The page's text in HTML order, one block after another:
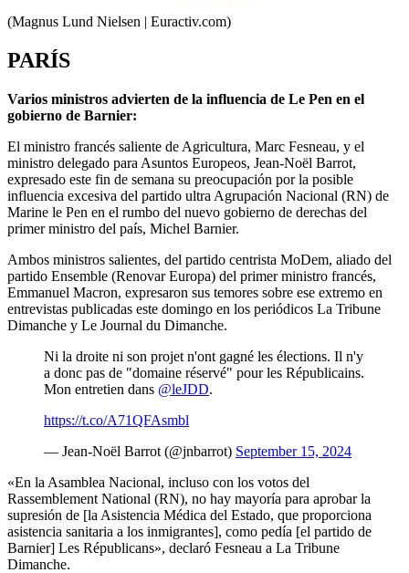
(Magnus Lund Nielsen | Euractiv.com)
PARÍS
Varios ministros advierten de la influencia de Le Pen en el
gobierno de Barnier:
El ministro francés saliente de Agricultura, Marc Fesneau, y el
ministro delegado para Asuntos Europeos, Jean-Noël Barrot,
expresado este fin de semana su preocupación por la posible
influencia excesiva del partido ultra Agrupación Nacional (RN) de
Marine le Pen en el rumbo del nuevo gobierno de derechas del
primer ministro del país, Michel Barnier.
Ambos ministros salientes, del partido centrista MoDem, aliado del
partido Ensemble (Renovar Europa) del primer ministro francés,
Emmanuel Macron, expresaron sus temores sobre ese extremo en
entrevistas publicadas este domingo en los periódicos La Tribune
Dimanche y Le Journal du Dimanche.
Ni la droite ni son projet n'ont gagné les élections. Il n'y
a donc pas de "domaine réservé" pour les Républicains.
Mon entretien dans @leJDD.
https://t.co/A71QFAsmbl
— Jean-Noël Barrot (@jnbarrot) September 15, 2024
«En la Asamblea Nacional, incluso con los votos del
Rassemblement National (RN), no hay mayoría para aprobar la
supresión de [la Asistencia Médica del Estado, que proporciona
asistencia sanitaria a los inmigrantes], como pedía [el partido de
Barnier] Les Républicans», declaró Fesneau a La Tribune
Dimanche.